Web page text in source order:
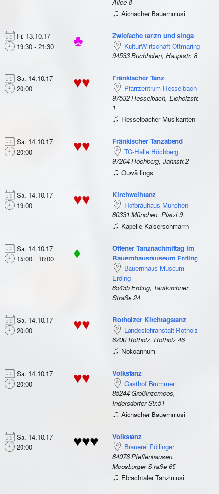
Allee 8
♫ Aichacher Bauernmusi
Fr. 13.10.17
19:30 - 21:30
♣
Zwiefache tanzn und singa
KulturWirtschaft Ottmaring
94533 Buchhofen, Hauptstr. 8
Sa. 14.10.17
20:00
♥♥
Fränkischer Tanz
Pfarrzentrum Hesselbach
97532 Hesselbach, Eicholzstr.
1
♫ Hesselbacher Musikanten
Sa. 14.10.17
20:00
♥♥
Fränkischer Tanzabend
TG-Halle Höchberg
97204 Höchberg, Jahnstr.2
♫ Ouwä lings
Sa. 14.10.17
19:00
♥♥
Kirchweihtanz
Hofbräuhaus München
80331 München, Platzl 9
♫ Kapelle Kaiserschmarrn
Sa. 14.10.17
15:00 - 18:00
♦
Offener Tanznachmittag im
Bauernhausmuseum Erding
Bauernhaus Museum
Erding
85435 Erding, Taufkirchner
Straße 24
Sa. 14.10.17
20:00
♥♥
Rotholzer Kirchtagstanz
Landeslehranstalt Rotholz
6200 Rotholz, Rotholz 46
♫ Nokoannum
Sa. 14.10.17
20:00
♥♥
Volkstanz
Gasthof Brummer
85244 Großinzemoos,
Indersdorfer Str.51
♫ Aichacher Bauernmusi
Sa. 14.10.17
20:00
♥♥♥
Volkstanz
Brauerei Pöllinger
84076 Pfeffenhausen,
Moosburger Straße 65
♫ Ebrachtaler Tanzlmusi